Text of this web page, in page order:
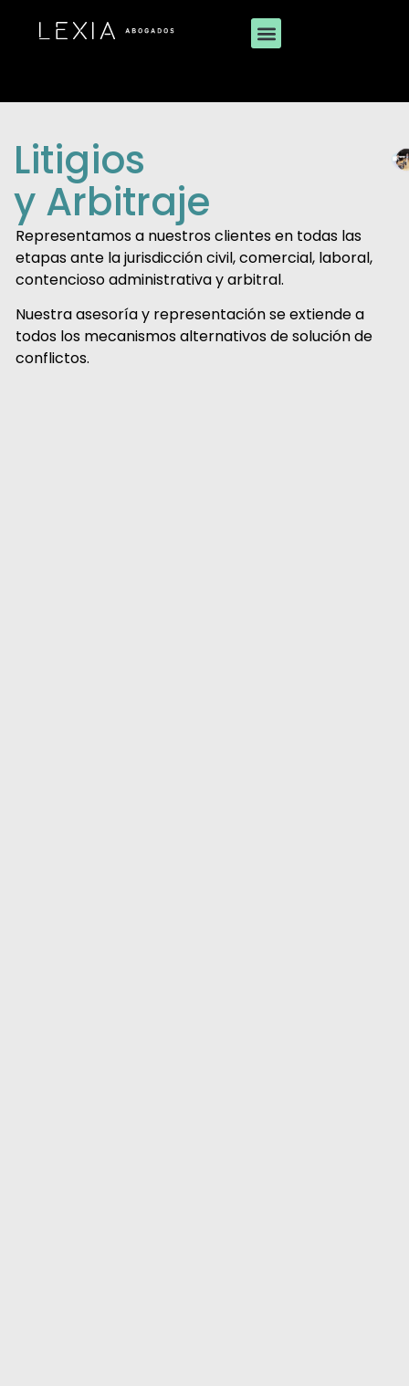
Litigios
y Arbitraje
Representamos a nuestros clientes en todas las
etapas ante la jurisdicción civil, comercial, laboral,
contencioso administrativa y arbitral.
Nuestra asesoría y representación se extiende a
todos los mecanismos alternativos de solución de
conflictos.